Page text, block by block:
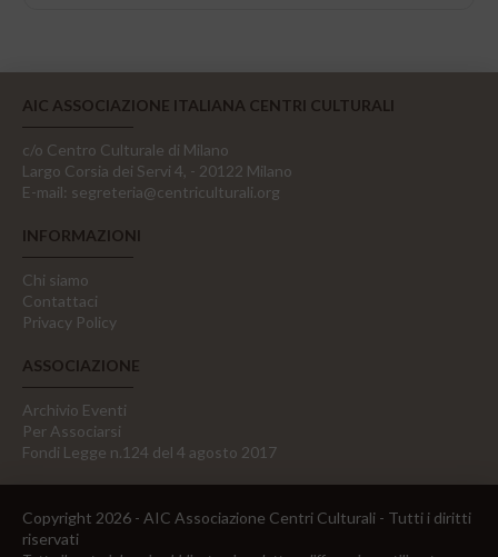
AIC ASSOCIAZIONE ITALIANA CENTRI CULTURALI
c/o Centro Culturale di Milano
Largo Corsia dei Servi 4, - 20122 Milano
E-mail: segreteria@centriculturali.org
INFORMAZIONI
Chi siamo
Contattaci
Privacy Policy
ASSOCIAZIONE
Archivio Eventi
Per Associarsi
Fondi Legge n.124 del 4 agosto 2017
Copyright 2026 - AIC Associazione Centri Culturali - Tutti i diritti
riservati